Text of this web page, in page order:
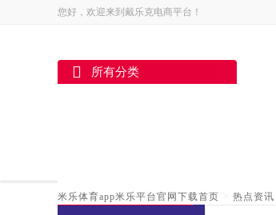
您好，欢迎来到戴乐克电商平台！
所有分类
米乐体育app米乐平台官网下载首页 > 热点资讯